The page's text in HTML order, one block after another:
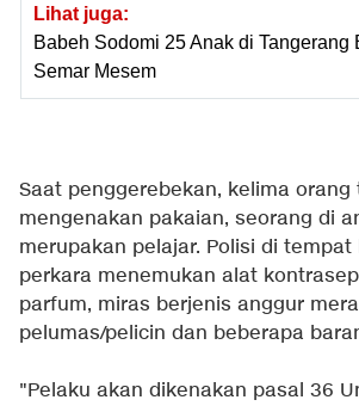
Lihat juga:
Babeh Sodomi 25 Anak di Tangerang
Semar Mesem
Saat penggerebekan, kelima
mengenakan pakaian, seorang di
merupakan pelajar. Polisi di tempat
perkara menemukan alat
parfum, miras berjenis anggur
pelumas/pelicin dan beberapa
"Pelaku akan dikenakan pasal 36